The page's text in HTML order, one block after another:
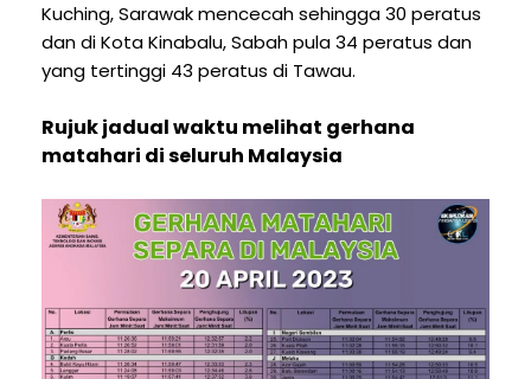
Kuching, Sarawak mencecah sehingga 30 peratus
dan di Kota Kinabalu, Sabah pula 34 peratus dan
yang tertinggi 43 peratus di Tawau.
Rujuk jadual waktu melihat gerhana
matahari di seluruh Malaysia